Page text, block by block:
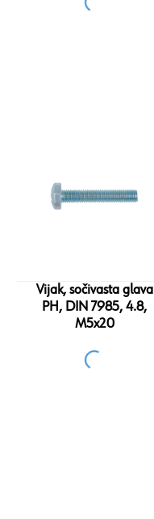
Vijak, sočivasta glava
PH, DIN 7985, 4.8,
M5x20